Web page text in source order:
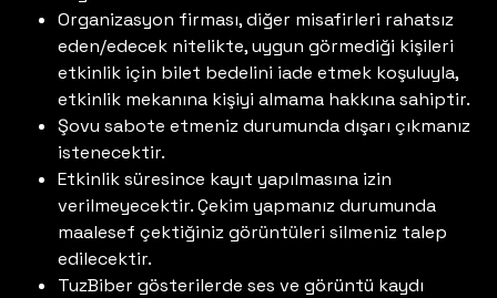
Organizasyon firması, diğer misafirleri rahatsız
eden/edecek nitelikte, uygun görmediği kişileri
etkinlik için bilet bedelini iade etmek koşuluyla,
etkinlik mekanına kişiyi almama hakkına sahiptir.
Şovu sabote etmeniz durumunda dışarı çıkmanız
istenecektir.
Etkinlik süresince kayıt yapılmasına izin
verilmeyecektir. Çekim yapmanız durumunda
maalesef çektiğiniz görüntüleri silmeniz talep
edilecektir.
TuzBiber gösterilerde ses ve görüntü kaydı